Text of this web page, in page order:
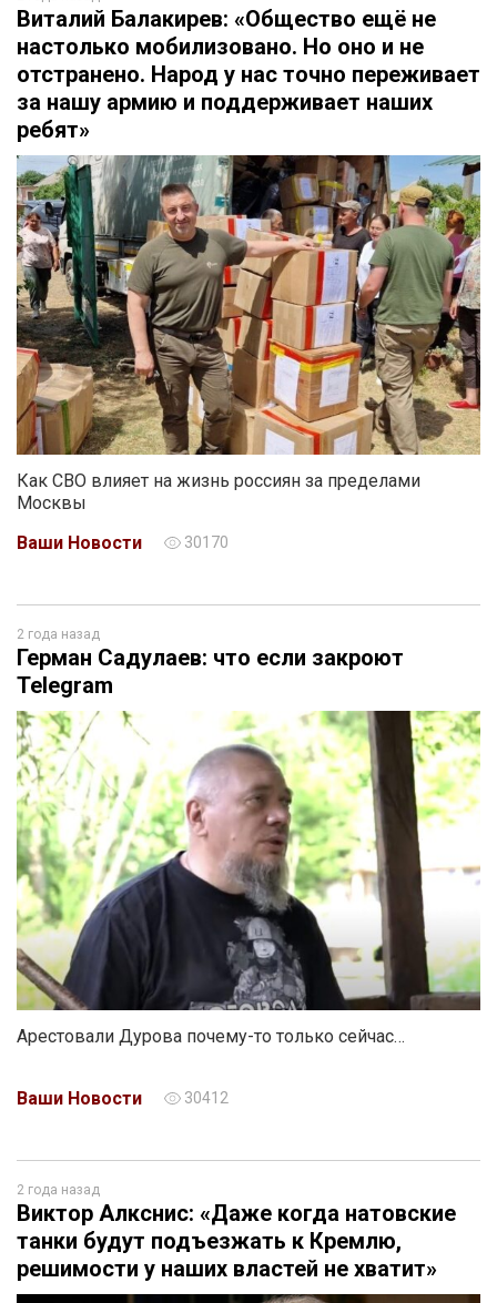
Виталий Балакирев: «Общество ещё не
настолько мобилизовано. Но оно и не
отстранено. Народ у нас точно переживает
за нашу армию и поддерживает наших
ребят»
Как СВО влияет на жизнь россиян за пределами
Москвы
Ваши Новости
30170
2 года назад
Герман Садулаев: что если закроют
Telegram
Арестовали Дурова почему-то только сейчас…
Ваши Новости 30412
2 года назад
Виктор Алкснис: «Даже когда натовские
танки будут подъезжать к Кремлю,
решимости у наших властей не хватит»